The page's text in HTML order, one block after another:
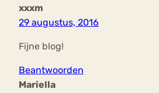
xxxm
29 augustus, 2016
Fijne blog!
Beantwoorden
Mariella